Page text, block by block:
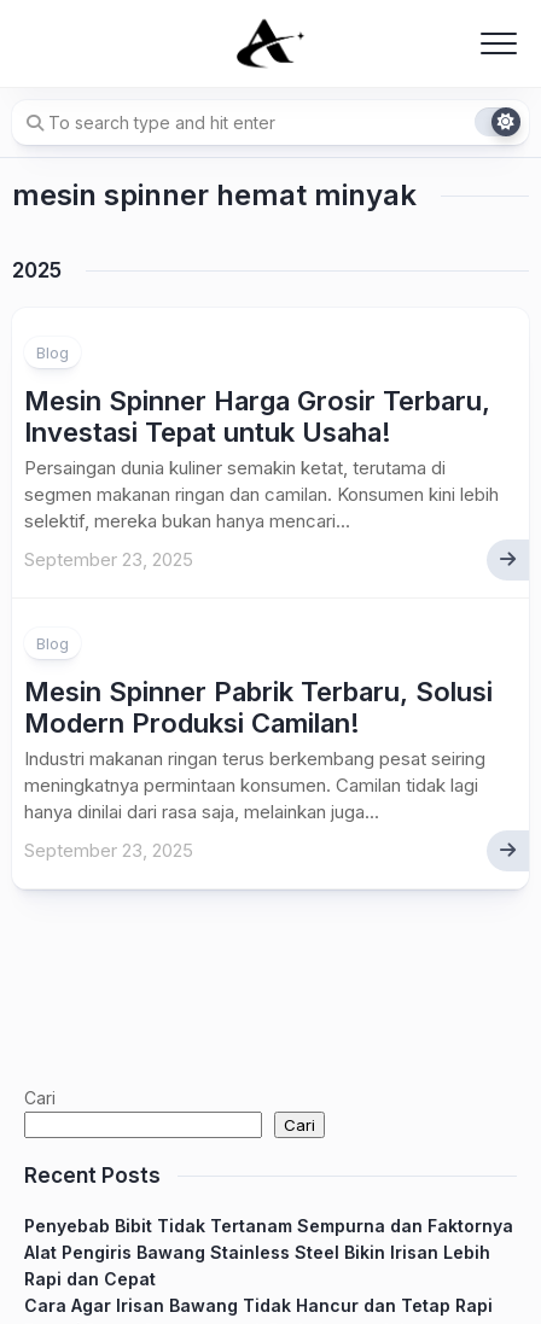
mesin spinner hemat minyak
2025
Blog
Mesin Spinner Harga Grosir Terbaru,
Investasi Tepat untuk Usaha!
Persaingan dunia kuliner semakin ketat, terutama di
segmen makanan ringan dan camilan. Konsumen kini lebih
selektif, mereka bukan hanya mencari...
September 23, 2025
Blog
Mesin Spinner Pabrik Terbaru, Solusi
Modern Produksi Camilan!
Industri makanan ringan terus berkembang pesat seiring
meningkatnya permintaan konsumen. Camilan tidak lagi
hanya dinilai dari rasa saja, melainkan juga...
September 23, 2025
Cari
Cari
Recent Posts
Penyebab Bibit Tidak Tertanam Sempurna dan Faktornya
Alat Pengiris Bawang Stainless Steel Bikin Irisan Lebih
Rapi dan Cepat
Cara Agar Irisan Bawang Tidak Hancur dan Tetap Rapi